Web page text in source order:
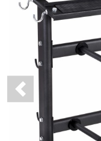
Previous